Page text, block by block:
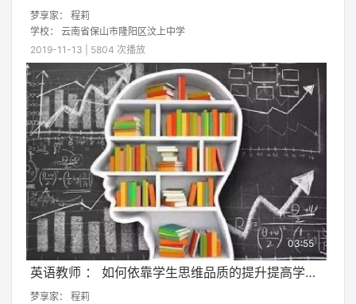
梦享家： 程莉
学校： 云南省保山市隆阳区汶上中学
2019-11-13 | 5804 次播放
03:55
英语教师 ： 如何依靠学生思维品质的提升提高学术成绩
梦享家： 程莉